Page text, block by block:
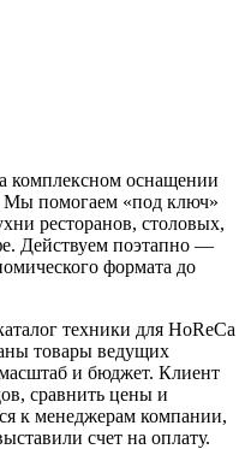
комплексном оснащении
Мы помогаем «под ключ»
ресторанов, столовых,
Действуем поэтапно —
формата до
техники для HoReCa
товары ведущих
и бюджет. Клиент
сравнить цены и
к менеджерам компании,
счет на оплату.